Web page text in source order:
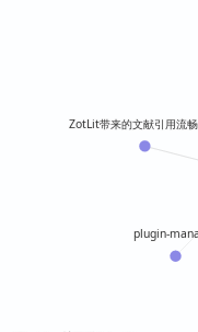
ZotLit带来的文献引用流
plugin-